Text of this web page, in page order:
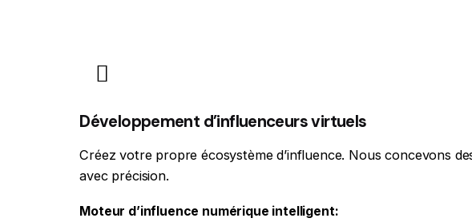
Développement d’influenceurs virtuels
Créez votre propre écosystème d’influence. Nous concevons
avec précision.
Moteur d’influence numérique intelligent: